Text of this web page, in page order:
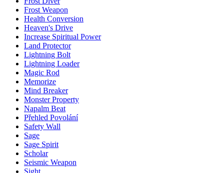
Frost Weapon
Health Conversion
Heaven's Drive
Increase Spiritual Power
Land Protector
Lightning Bolt
Lightning Loader
Magic Rod
Memorize
Mind Breaker
Monster Property
Napalm Beat
Přehled Povolání
Safety Wall
Sage
Sage Spirit
Scholar
Seismic Weapon
Sight